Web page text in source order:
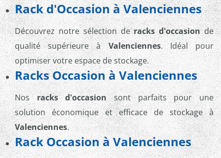
Rack d'Occasion à Valenciennes
Découvrez notre sélection deracks d'occasionde
qualité supérieure àValenciennes. Idéal pour
optimiser votre espace de stockage.
Racks Occasion à Valenciennes
Nosracks d'occasionsont parfaits pour une
solution économique et efficace de stockage à
Valenciennes.
Rack Occasion à Valenciennes